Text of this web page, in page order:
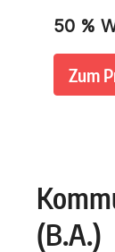
50 %
Zum
(B.A.)